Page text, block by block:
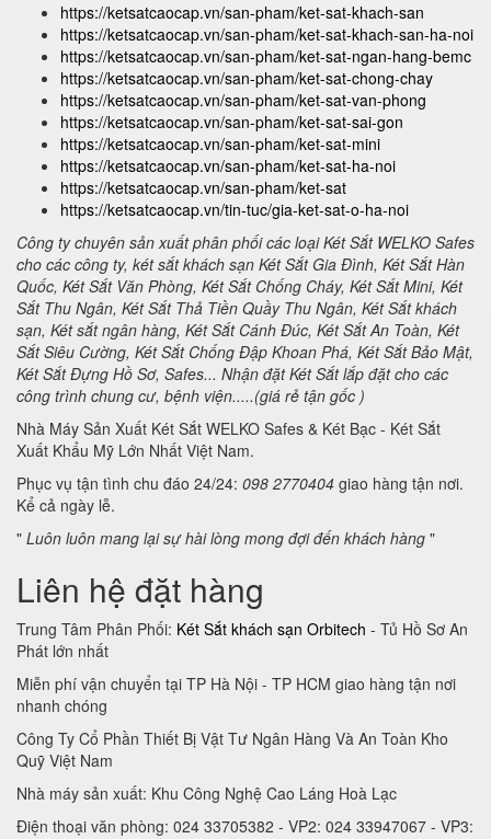
https://ketsatcaocap.vn/san-pham/ket-sat-khach-san
https://ketsatcaocap.vn/san-pham/ket-sat-khach-san-ha-noi
https://ketsatcaocap.vn/san-pham/ket-sat-ngan-hang-bemc
https://ketsatcaocap.vn/san-pham/ket-sat-chong-chay
https://ketsatcaocap.vn/san-pham/ket-sat-van-phong
https://ketsatcaocap.vn/san-pham/ket-sat-sai-gon
https://ketsatcaocap.vn/san-pham/ket-sat-mini
https://ketsatcaocap.vn/san-pham/ket-sat-ha-noi
https://ketsatcaocap.vn/san-pham/ket-sat
https://ketsatcaocap.vn/tin-tuc/gia-ket-sat-o-ha-noi
Công ty chuyên sản xuất phân phối các loại Két Sắt WELKO Safes
cho các công ty, két sắt khách sạn Két Sắt Gia Đình, Két Sắt Hàn
Quốc, Két Sắt Văn Phòng, Két Sắt Chống Cháy, Két Sắt Mini, Két
Sắt Thu Ngân, Két Sắt Thả Tiền Quầy Thu Ngân, Két Sắt khách
sạn, Két sắt ngân hàng, Két Sắt Cánh Đúc, Két Sắt An Toàn, Két
Sắt Siêu Cường, Két Sắt Chống Đập Khoan Phá, Két Sắt Bảo Mật,
Két Sắt Đựng Hồ Sơ, Safes... Nhận đặt Két Sắt lắp đặt cho các
công trình chung cư, bệnh viện.....(giá rẻ tận gốc )
Nhà Máy Sản Xuất Két Sắt WELKO Safes & Két Bạc - Két Sắt
Xuất Khẩu Mỹ Lớn Nhất Việt Nam.
Phục vụ tận tình chu đáo 24/24: 098 2770404 giao hàng tận nơi.
Kể cả ngày lễ.
" Luôn luôn mang lại sự hài lòng mong đợi đến khách hàng "
Liên hệ đặt hàng
Trung Tâm Phân Phối: Két Sắt khách sạn Orbitech - Tủ Hồ Sơ An
Phát lớn nhất
Miễn phí vận chuyển tại TP Hà Nội - TP HCM giao hàng tận nơi
nhanh chóng
Công Ty Cổ Phần Thiết Bị Vật Tư Ngân Hàng Và An Toàn Kho
Quỹ Việt Nam
Nhà máy sản xuất: Khu Công Nghệ Cao Láng Hoà Lạc
Điện thoại văn phòng: 024 33705382 - VP2: 024 33947067 - VP3: